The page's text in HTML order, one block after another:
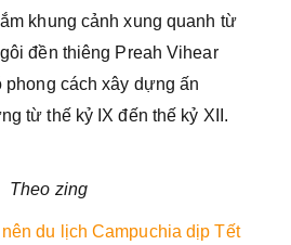
khung cảnh xung quanh từ
đền thiêng Preah Vihear
phong cách xây dựng ấn
từ thế kỷ IX đến thế kỷ XII.
Theo zing
du lịch Campuchia dịp Tết